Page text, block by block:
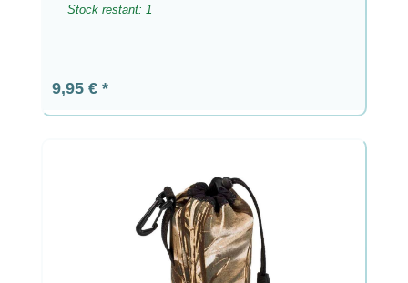
Stock restant: 1
Prix régulier :
9,95 €